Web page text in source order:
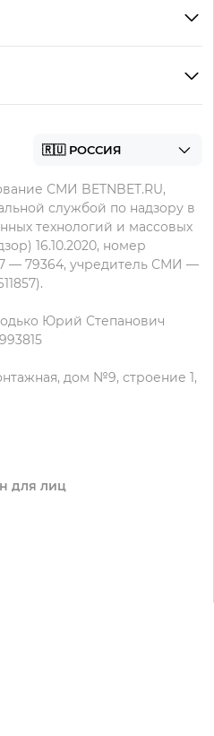
для лиц
СМИ BETNBET.RU,
службой по надзору в
технологий и массовых
16.10.2020, номер
— 79364, учредитель СМИ —
Юрий Степанович
дом №9, строение 1,